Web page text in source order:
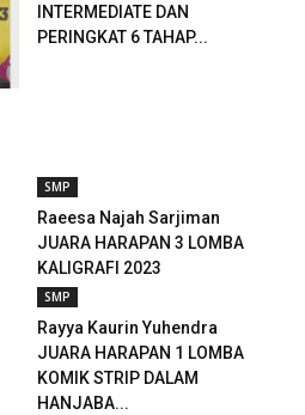
INTERMEDIATE DAN
PERINGKAT 6 TAHAP...
SMP
Raeesa Najah Sarjiman
JUARA HARAPAN 3 LOMBA
KALIGRAFI 2023
SMP
Rayya Kaurin Yuhendra
JUARA HARAPAN 1 LOMBA
KOMIK STRIP DALAM
HANJABA...